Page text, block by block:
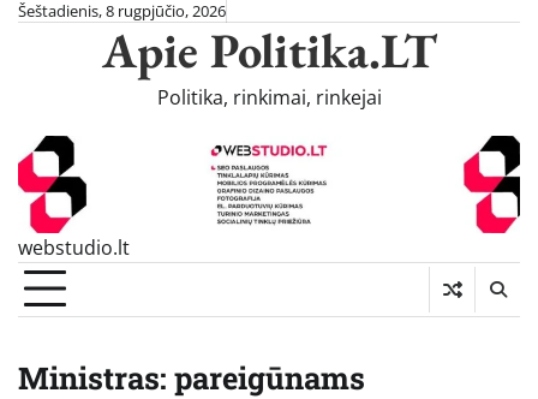
SkipŠeštadienis, 8 rugpjūčio, 2026
Apie Politika.LT
Politika, rinkimai, rinkejai
webstudio.lt
Ministras: pareigūnams